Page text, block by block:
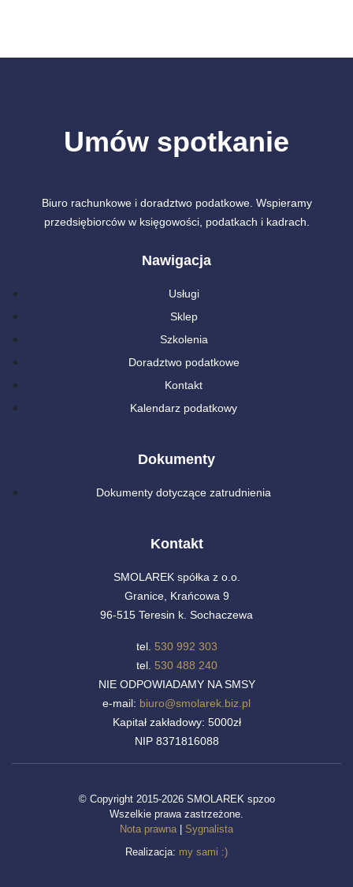
Umów spotkanie
Biuro rachunkowe i doradztwo podatkowe. Wspieramy
przedsiębiorców w księgowości, podatkach i kadrach.
Nawigacja
Usługi
Sklep
Szkolenia
Doradztwo podatkowe
Kontakt
Kalendarz podatkowy
Dokumenty
Dokumenty dotyczące zatrudnienia
Kontakt
SMOLAREK spółka z o.o.
Granice, Krańcowa 9
96-515 Teresin k. Sochaczewa
tel. 530 992 303
tel. 530 488 240
NIE ODPOWIADAMY NA SMSY
e-mail: biuro@smolarek.biz.pl
Kapitał zakładowy: 5000zł
NIP 8371816088
© Copyright 2015-2026 SMOLAREK spzoo
Wszelkie prawa zastrzeżone.
Nota prawna| Sygnalista
Realizacja: my sami :)